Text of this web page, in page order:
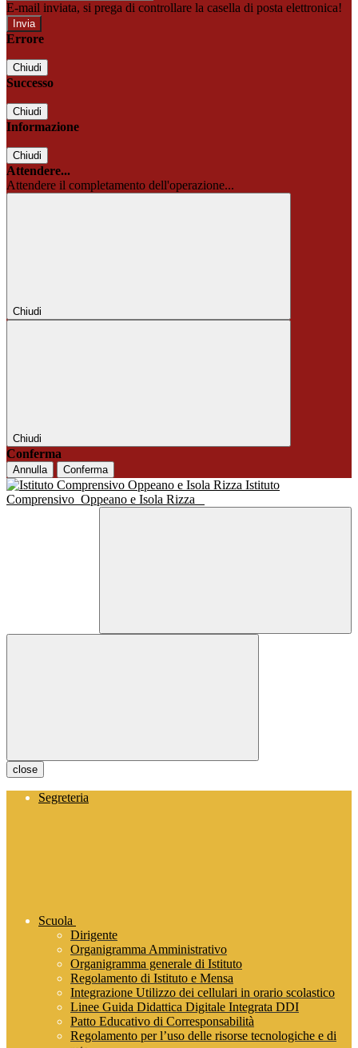
E-mail inviata, si prega di controllare la casella di posta elettronica!
Errore
Chiudi
Successo
Chiudi
Informazione
Chiudi
Attendere...
Attendere il completamento dell'operazione...
Chiudi
Chiudi
Conferma
Annulla Conferma
Istituto
Comprensivo Oppeano e Isola Rizza
close
Segreteria
Scuola
Dirigente
Organigramma Amministrativo
Organigramma generale di Istituto
Regolamento di Istituto e Mensa
Integrazione Utilizzo dei cellulari in orario scolastico
Linee Guida Didattica Digitale Integrata DDI
Patto Educativo di Corresponsabilità
Regolamento per l’uso delle risorse tecnologiche e di